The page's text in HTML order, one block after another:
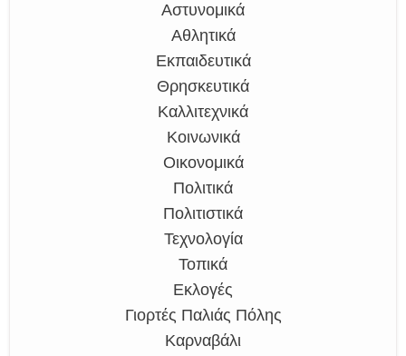
Αστυνομικά
Αθλητικά
Εκπαιδευτικά
Θρησκευτικά
Καλλιτεχνικά
Κοινωνικά
Οικονομικά
Πολιτικά
Πολιτιστικά
Τεχνολογία
Τοπικά
Εκλογές
Γιορτές Παλιάς Πόλης
Καρναβάλι